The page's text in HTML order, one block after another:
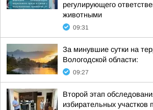
регулирующего
животными
09:31
За минувшие сутки на
Вологодской области:
09:27
Второй этап
избирательных участков